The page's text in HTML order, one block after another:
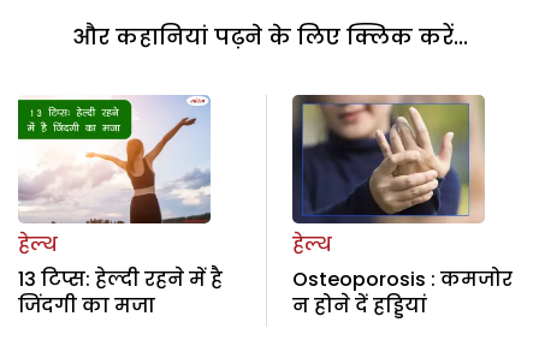
और कहानियां पढ़ने के लिए क्लिक करें...
हेल्थ
13 टिप्स: हेल्दी रहने में है
जिंदगी का मजा
हेल्थ
Osteoporosis : कमजोर
न होने दें हड्डियां